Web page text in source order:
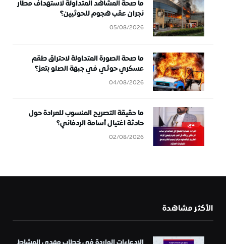
ما صحة المشاهد المتداولة لاستهداف مطار
نجران عقب هجوم للحوثيين؟
05/08/2026
ما صحة الصورة المتداولة لاحتراق طقم
عسكري حوثي في جبهة الصلو بتعز؟
04/08/2026
ما حقيقة التصريح المنسوب للعرادة حول
حادثة اغتيال أسامة الردفاني؟
02/08/2026
الأكثر مشاهدة